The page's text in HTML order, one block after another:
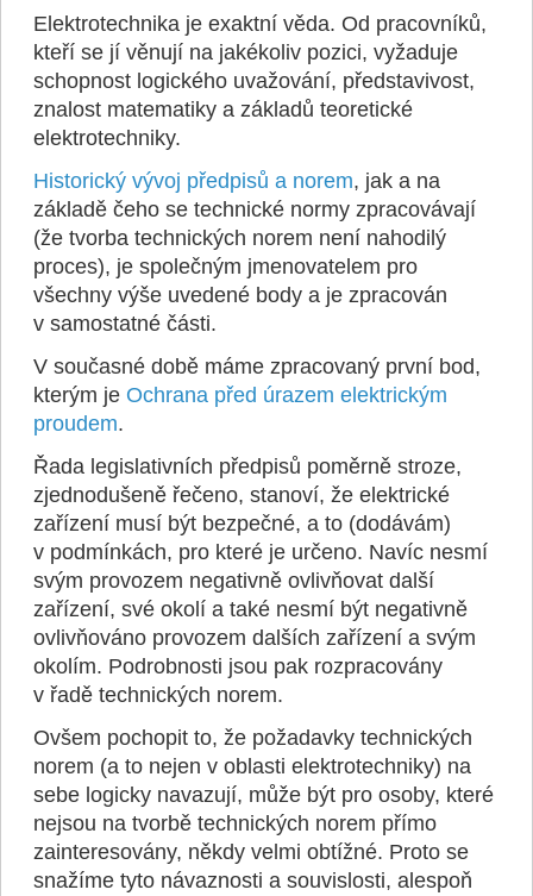
Elektrotechnika je exaktní věda. Od pracovníků,
kteří se jí věnují na jakékoliv pozici, vyžaduje
schopnost logického uvažování, představivost,
znalost matematiky a základů teoretické
elektrotechniky.
Historický vývoj předpisů a norem, jak a na
základě čeho se technické normy zpracovávají
(že tvorba technických norem není nahodilý
proces), je společným jmenovatelem pro
všechny výše uvedené body a je zpracován
v samostatné části.
V současné době máme zpracovaný první bod,
kterým je Ochrana před úrazem elektrickým
proudem.
Řada legislativních předpisů poměrně stroze,
zjednodušeně řečeno, stanoví, že elektrické
zařízení musí být bezpečné, a to (dodávám)
v podmínkách, pro které je určeno. Navíc nesmí
svým provozem negativně ovlivňovat další
zařízení, své okolí a také nesmí být negativně
ovlivňováno provozem dalších zařízení a svým
okolím. Podrobnosti jsou pak rozpracovány
v řadě technických norem.
Ovšem pochopit to, že požadavky technických
norem (a to nejen v oblasti elektrotechniky) na
sebe logicky navazují, může být pro osoby, které
nejsou na tvorbě technických norem přímo
zainteresovány, někdy velmi obtížné. Proto se
snažíme tyto návaznosti a souvislosti, alespoň